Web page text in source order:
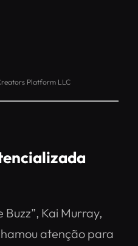
Platform LLC
Buzz”, Kai Murray,
atenção para